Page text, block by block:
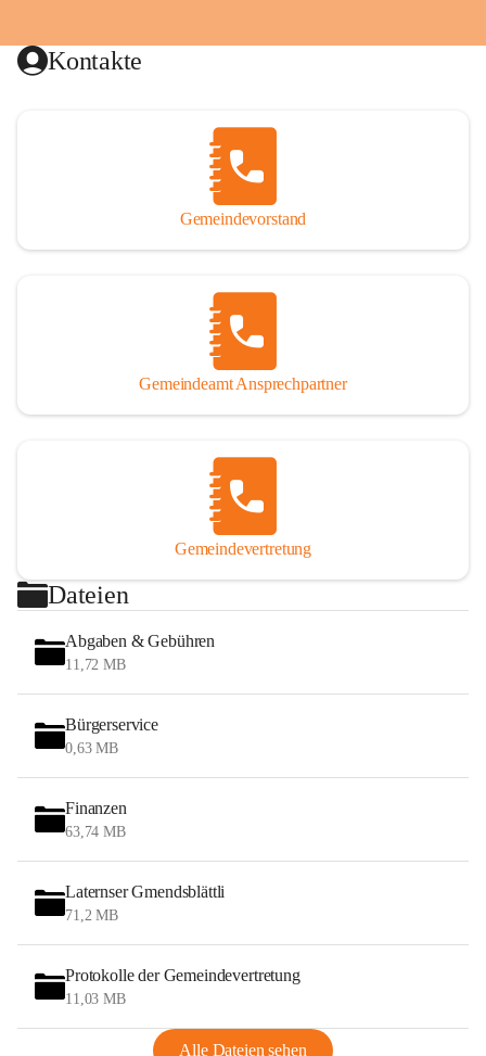
Kontakte
Gemeindevorstand
Gemeindeamt Ansprechpartner
Gemeindevertretung
Dateien
Abgaben & Gebühren
11,72 MB
Bürgerservice
0,63 MB
Finanzen
63,74 MB
Laternser Gmendsblättli
71,2 MB
Protokolle der Gemeindevertretung
11,03 MB
Alle Dateien sehen